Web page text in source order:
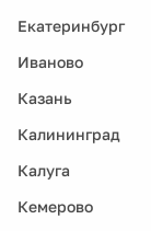
Екатеринбург
Иваново
Казань
Калининград
Калуга
Кемерово